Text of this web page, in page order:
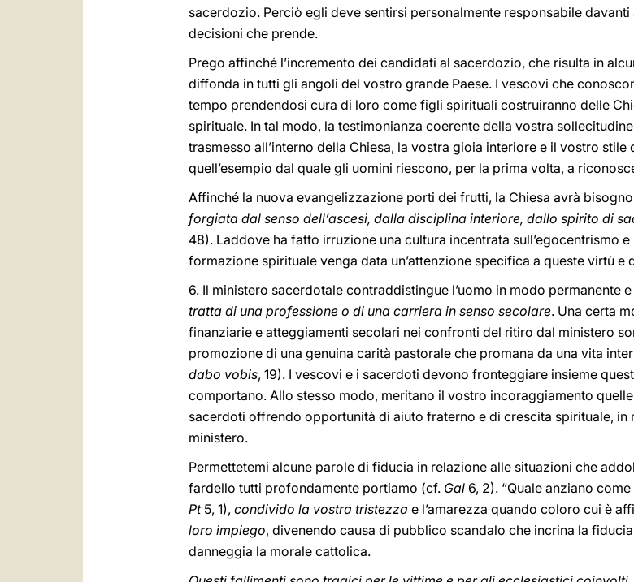
sacerdozio. Perciò egli deve sentirsi personalmente responsabile
decisioni che prende.
Prego affinché l’incremento dei candidati al sacerdozio, che risulta in
diffonda in tutti gli angoli del vostro grande Paese. I vescovi che
tempo prendendosi cura di loro come figli spirituali costruiranno delle
spirituale. In tal modo, la testimonianza coerente della vostra
trasmesso all’interno della Chiesa, la vostra gioia interiore e il vostro
quell’esempio dal quale gli uomini riescono, per la prima volta, a
Affinché la nuova evangelizzazione porti dei frutti, la Chiesa avrà
forgiata dal senso dell’ascesi, dalla disciplina interiore, dallo spirito di
48). Laddove ha fatto irruzione una cultura incentrata sull’egocentrismo
formazione spirituale venga data un’attenzione specifica a queste virtù e
6. Il ministero sacerdotale contraddistingue l’uomo in modo permanente
tratta di una professione o di una carriera in senso secolare. Una certa
finanziarie e atteggiamenti secolari nei confronti del ritiro dal ministero
promozione di una genuina carità pastorale che promana da una vita
dabo vobis, 19). I vescovi e i sacerdoti devono fronteggiare insieme
comportano. Allo stesso modo, meritano il vostro incoraggiamento
sacerdoti offrendo opportunità di aiuto fraterno e di crescita spirituale, in
ministero.
Permettetemi alcune parole di fiducia in relazione alle situazioni che
fardello tutti profondamente portiamo (cf. Gal 6, 2). “Quale anziano
Pt5, 1), condivido la vostra tristezza e l’amarezza quando coloro cui è
loro impiego, divenendo causa di pubblico scandalo che incrina la
danneggia la morale cattolica.